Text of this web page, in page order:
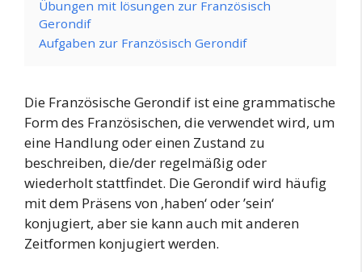
Übungen mit lösungen zur Französisch
Gerondif
Aufgaben zur Französisch Gerondif
Die Französische Gerondif ist eine grammatische
Form des Französischen, die verwendet wird, um
eine Handlung oder einen Zustand zu
beschreiben, die/der regelmäßig oder
wiederholt stattfindet. Die Gerondif wird häufig
mit dem Präsens von ‚haben‘ oder ’sein‘
konjugiert, aber sie kann auch mit anderen
Zeitformen konjugiert werden.